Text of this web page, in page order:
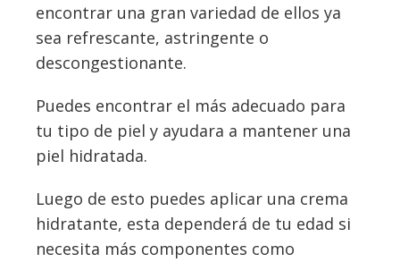
encontrar una gran variedad de ellos ya
sea refrescante, astringente o
descongestionante.
Puedes encontrar el más adecuado para
tu tipo de piel y ayudara a mantener una
piel hidratada.
Luego de esto puedes aplicar una crema
hidratante, esta dependerá de tu edad si
necesita más componentes como